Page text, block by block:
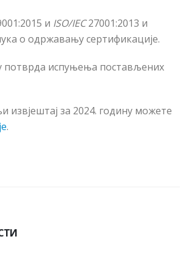
и ISO/IEC27001:2013 и
о одржавању сертификације.
потврда испуњења постављених
за 2024. годину можете
.